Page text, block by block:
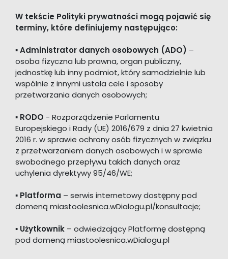
W tekście Polityki prywatności mogą pojawić się
terminy, które definiujemy następująco:
▪Administrator danych osobowych (ADO) –
osoba fizyczna lub prawna, organ publiczny,
jednostkę lub inny podmiot, który samodzielnie lub
wspólnie z innymi ustala cele i sposoby
przetwarzania danych osobowych;
▪ RODO - Rozporządzenie Parlamentu
Europejskiego i Rady (UE) 2016/679 z dnia 27 kwietnia
2016 r. w sprawie ochrony osób fizycznych w związku
z przetwarzaniem danych osobowych i w sprawie
swobodnego przepływu takich danych oraz
uchylenia dyrektywy 95/46/WE;
▪ Platforma – serwis internetowy dostępny pod
domeną miastoolesnica.wDialogu.pl/konsultacje;
▪ Użytkownik – odwiedzający Platformę dostępną
pod domeną miastoolesnica.wDialogu.pl